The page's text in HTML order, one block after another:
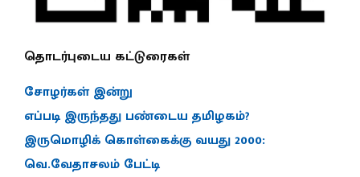
தொடர்புடைய கட்டுரைகள்
சோழர்கள் இன்று
எப்படி இருந்தது பண்டைய தமிழகம்?
இருமொழிக் கொள்கைக்கு வயது 2000:
வெ.வேதாசலம் பேட்டி